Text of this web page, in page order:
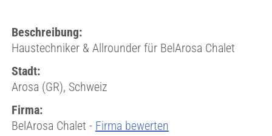
Beschreibung:
Haustechniker & Allrounder für BelArosa Chalet
Stadt:
Arosa (GR), Schweiz
Firma:
BelArosa Chalet - Firma bewerten